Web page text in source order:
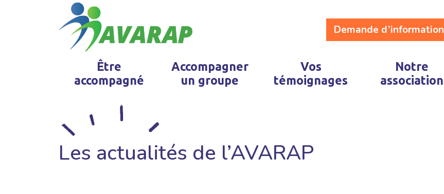
Demande d’information
Être
accompagné
Accompagner
un groupe
Vos
témoignages
Notre
association
Les actualités de l’AVARAP